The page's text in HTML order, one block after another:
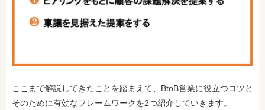
ここまで解説してきたことを踏まえて、BtoB営業に役立つコツと
そのために有効なフレームワークを2つ紹介していきます。